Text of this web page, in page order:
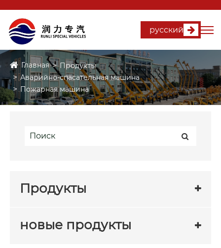
русский
Главная
Продукты
Аварийно-спасательная машина
Пожарная машина
Продукты
новые продукты